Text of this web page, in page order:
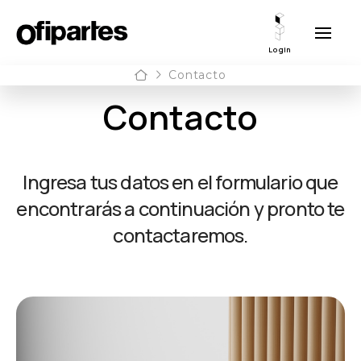
Login
HomeContacto
Contacto
Ingresa tus datos en el formulario que
encontrarás a continuación y pronto te
contactaremos.